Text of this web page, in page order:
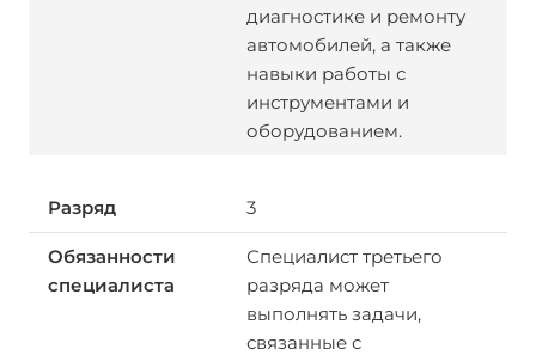
диагностике и ремонту
автомобилей, а также
навыки работы с
инструментами и
оборудованием.
3
Специалист третьего
разряда может
выполнять задачи,
связанные с